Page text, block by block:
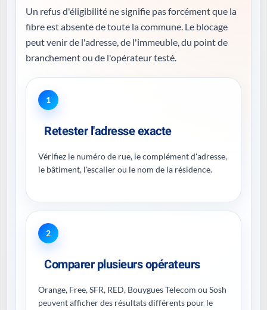
Un refus d'éligibilité ne signifie pas forcément que la
fibre est absente de toute la commune. Le blocage
peut venir de l'adresse, de l'immeuble, du point de
branchement ou de l'opérateur testé.
1
Retester l'adresse exacte
Vérifiez le numéro de rue, le complément d'adresse,
le bâtiment, l'escalier ou le nom de la résidence.
2
Comparer plusieurs opérateurs
Orange, Free, SFR, RED, Bouygues Telecom ou Sosh
peuvent afficher des résultats différents pour le